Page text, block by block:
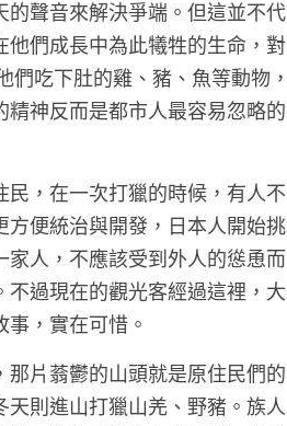
聲音來解決爭端。但這並不代
們成長中為此犧牲的生命，對
吃下肚的雞、豬、魚等動物，
神反而是都市人最容易忽略的
，在一次打獵的時候，有人不
便統治與開發，日本人開始挑
人，不應該受到外人的慫恿而
過現在的觀光客經過這裡，大
，實在可惜。
片蓊鬱的山頭就是原住民們的
則進山打獵山羌、野豬。族人